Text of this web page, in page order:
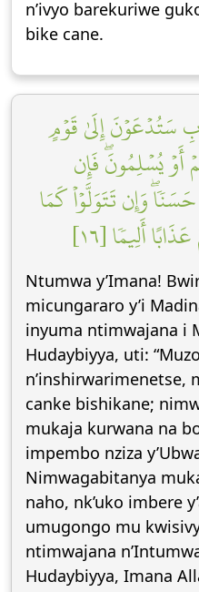
n’ivyo barekuriwe
bike cane.
سَتُدۡعَوۡنَ إِلَىٰ قَوۡمٍ
أَوۡ يُسۡلِمُونَۖ فَإِن
وَإِن تَتَوَلَّوۡاْ كَمَا
أَلِيمٗا [١٦]
Ntumwa y’Imana!
micungararo y’i
inyuma ntimwajana i
Hudaybiyya, uti:
n’inshirwarimenetse,
canke bishikane;
mukaja kurwana na
impembo nziza
Nimwagabitanya
naho, nk’uko imbere
umugongo mu
ntimwajana
Hudaybiyya, Imana